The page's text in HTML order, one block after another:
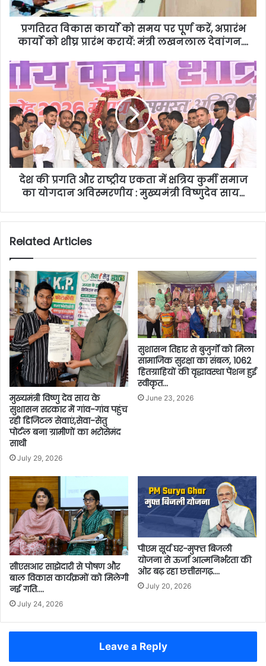
प्रगतिरत विकास कार्याे को समय पर पूर्ण करें, अप्रारंभ
कार्याे को शीघ्र प्रारंभ करायें: मंत्री लखनलाल देवांगन….
देश की प्रगति और राष्ट्रीय एकता में क्षत्रिय कुर्मी समाज
का योगदान अविस्मरणीय : मुख्यमंत्री विष्णुदेव साय…
Related Articles
मुख्यमंत्री विष्णु देव साय के
सुशासन सरकार में गांव-गांव पहुंच
रही डिजिटल सेवाएं,सेवा-सेतु
पोर्टल बना ग्रामीणों का भरोसेमंद
साथी
July 29, 2026
सुशासन तिहार से बुजुर्गों को मिला
सामाजिक सुरक्षा का संबल, 1062
हितग्राहियों की वृद्धावस्था पेंशन हुई
स्वीकृत…
June 23, 2026
सीएसआर साझेदारी से पोषण और
बाल विकास कार्यक्रमों को मिलेगी
नई गति….
July 24, 2026
पीएम सूर्य घर-मुफ्त बिजली
योजना से ऊर्जा आत्मनिर्भरता की
ओर बढ़ रहा छत्तीसगढ़….
July 20, 2026
Leave a Reply